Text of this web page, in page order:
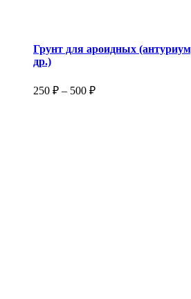
Грунт для ароидных
др.)
250 ₽ – 500 ₽